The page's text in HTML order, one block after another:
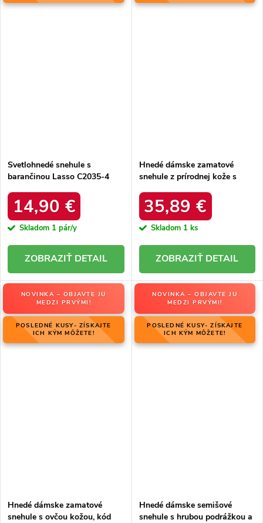
Svetlohnedé snehule s
barančinou Lasso C2035-4
14,90 €
Skladom 1 pár/y
DETAIL
Hnedé dámske zamatové
snehule z prírodnej kože s
produktu W5821 COFFEE
35,89 €
Skladom 1 ks
DETAIL
NOVINKA – OBJAVTE JU
MEDZI PRVÝMI!
POSLEDNÉ KUSY- ZÍSKAJTE
ICH KÝM MÔŽETE!
Hnedé dámske zamatové
snehule s ovčou kožou, kód
NOVINKA – OBJAVTE JU
MEDZI PRVÝMI!
POSLEDNÉ KUSY- ZÍSKAJTE
ICH KÝM MÔŽETE!
Hnedé dámske semišové
snehule s hrubou podrážkou a